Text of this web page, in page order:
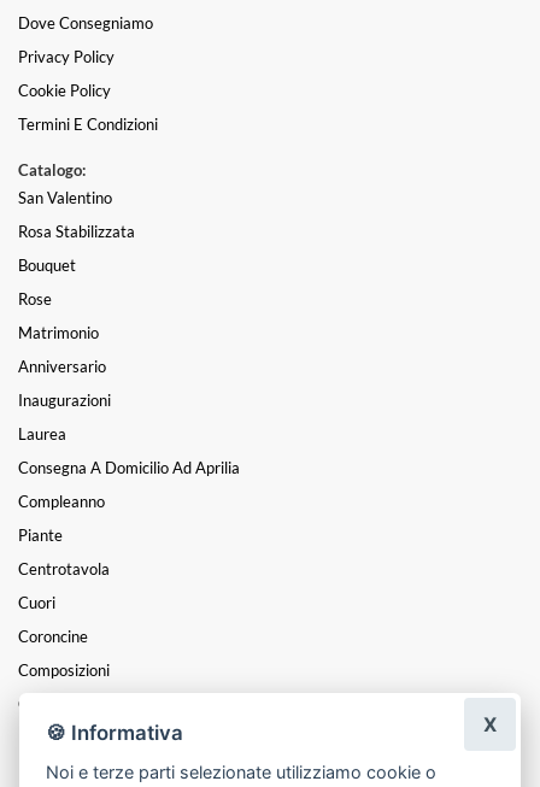
Dove Consegniamo
Privacy Policy
Cookie Policy
Termini E Condizioni
Catalogo:
San Valentino
Rosa Stabilizzata
Bouquet
Rose
Matrimonio
Anniversario
Inaugurazioni
Laurea
Consegna A Domicilio Ad Aprilia
Compleanno
Piante
Centrotavola
Cuori
Coroncine
Composizioni
Cesti
Mazzi
Funebre
🍪 Informativa
Noi e terze parti selezionate utilizziamo cookie o
X